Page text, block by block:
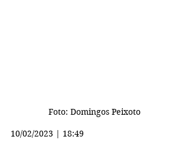
Foto: Domingos Peixoto
10/02/2023 | 18:49